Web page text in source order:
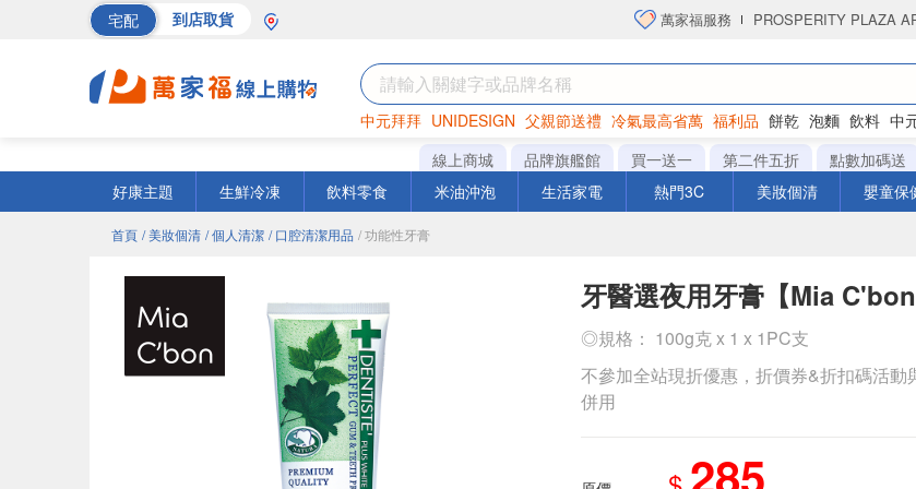
宅配 到店取貨 萬家福服務 PROSPERITY PLAZA
中元拜拜 UNIDESIGN 父親節送禮 冷氣最高省萬 福利品 餅乾 泡麵 飲料 中
巧克力 罐頭 衛生紙
線上商城 品牌旗艦館 買一送一 第二件五折 點數加碼送
好康主題
生鮮冷凍 飲料零食 米油沖泡 生活家電 熱門3C 美妝個清 嬰童保
首頁 / 美妝個清 / 個人清潔 / 口腔清潔用品 / 功能性牙膏
牙醫選夜用牙膏【Mia C'bon
◎規格： 100g克 x 1 x 1PC支
不參加全站現折優惠，折價券&折扣碼活動
併用
285